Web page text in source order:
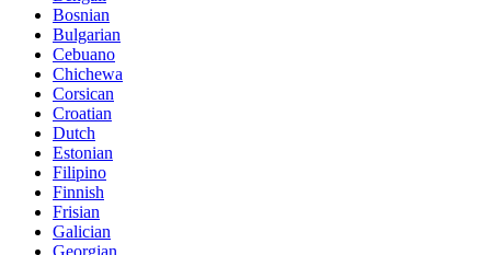
Bosnian
Bulgarian
Cebuano
Chichewa
Corsican
Croatian
Dutch
Estonian
Filipino
Finnish
Frisian
Galician